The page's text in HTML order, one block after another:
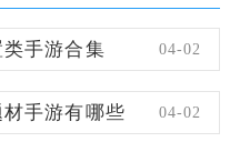
手游合集 04-02
手游有哪些 04-02